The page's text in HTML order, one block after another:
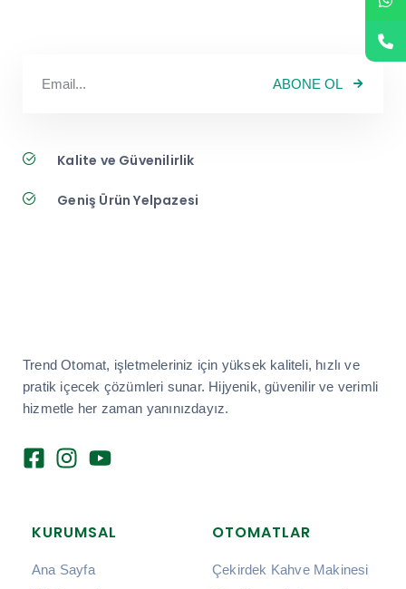
ABONE OL
Kalite ve Güvenilirlik
Geniş Ürün Yelpazesi
Trend Otomat, işletmeleriniz için yüksek kaliteli, hızlı ve
pratik içecek çözümleri sunar. Hijyenik, güvenilir ve verimli
hizmetle her zaman yanınızdayız.
KURUMSAL
Ana Sayfa
OTOMATLAR
Çekirdek Kahve Makinesi